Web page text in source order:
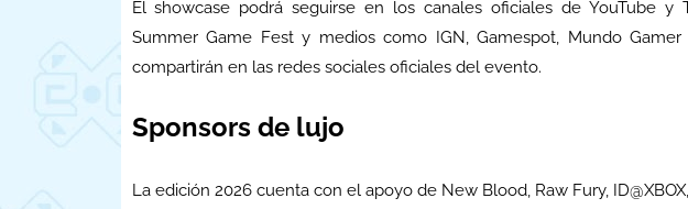
El showcase podrá seguirse en los canales oficiales de YouTube y
Summer Game Fest y medios como IGN, Gamespot, Mundo
compartirán en las redes sociales oficiales del evento.
Sponsors de lujo
La edición 2026 cuenta con el apoyo de New Blood, Raw Fury,